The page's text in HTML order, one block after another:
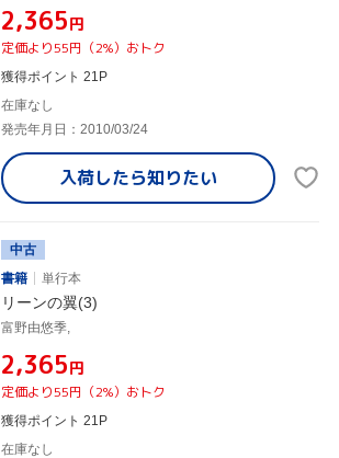
¥2,365円
定価より55円（2%）おトク
獲得ポイント 21P
在庫なし
発売年月日：2010/03/24
入荷したら知りたい
中古
書籍
単行本
リーンの翼(3)
富野由悠季,
¥2,365円
定価より55円（2%）おトク
獲得ポイント 21P
在庫なし